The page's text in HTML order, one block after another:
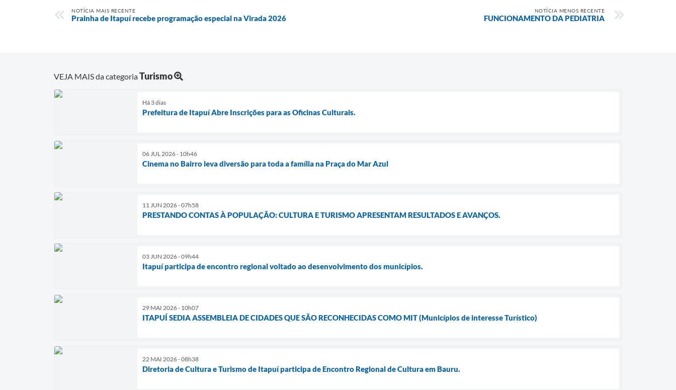
NOTÍCIA MAIS RECENTE
Prainha de Itapuí recebe programação especial na Virada 2026
NOTÍCIA MENOS RECENTE
FUNCIONAMENTO DA PEDIATRIA
VEJA MAIS da categoriaTurismo
Há 3 dias
Prefeitura de Itapuí Abre Inscrições para as Oficinas Culturais.
06 JUL 2026 - 10h46
Cinema no Bairro leva diversão para toda a família na Praça do Mar Azul
11 JUN 2026 - 07h58
PRESTANDO CONTAS À POPULAÇÃO: CULTURA E TURISMO APRESENTAM RESULTADOS E AVANÇOS.
03 JUN 2026 - 09h44
Itapuí participa de encontro regional voltado ao desenvolvimento dos municípios.
29 MAI 2026 - 10h07
ITAPUÍ SEDIA ASSEMBLEIA DE CIDADES QUE SÃO RECONHECIDAS COMO MIT (Municípios de interesse Turístico)
22 MAI 2026 - 08h38
Diretoria de Cultura e Turismo de Itapuí participa de Encontro Regional de Cultura em Bauru.